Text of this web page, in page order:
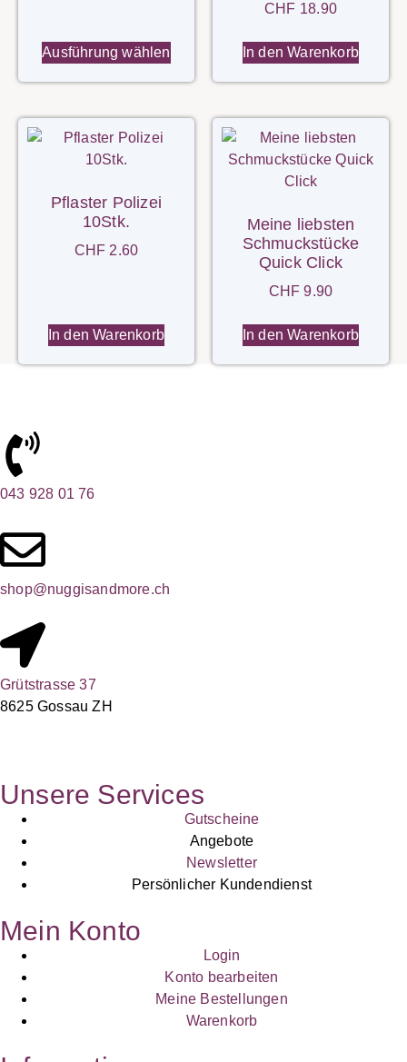
Ausführung wählen
CHF 18.90
In den Warenkorb
Pflaster Polizei
10Stk.
CHF 2.60
In den Warenkorb
Meine liebsten
Schmuckstücke
Quick Click
CHF 9.90
In den Warenkorb
043 928 01 76
shop@nuggisandmore.ch
Grütstrasse 37
8625 Gossau ZH
Unsere Services
Gutscheine
Angebote
Newsletter
Persönlicher Kundendienst
Mein Konto
Login
Konto bearbeiten
Meine Bestellungen
Warenkorb